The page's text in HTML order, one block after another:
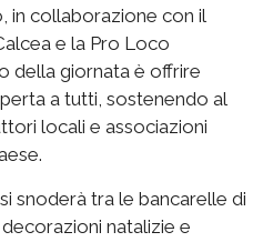
in collaborazione con il
e la Pro Loco
della giornata è offrire
a tutti, sostenendo al
locali e associazioni
snoderà tra le bancarelle di
natalizie e